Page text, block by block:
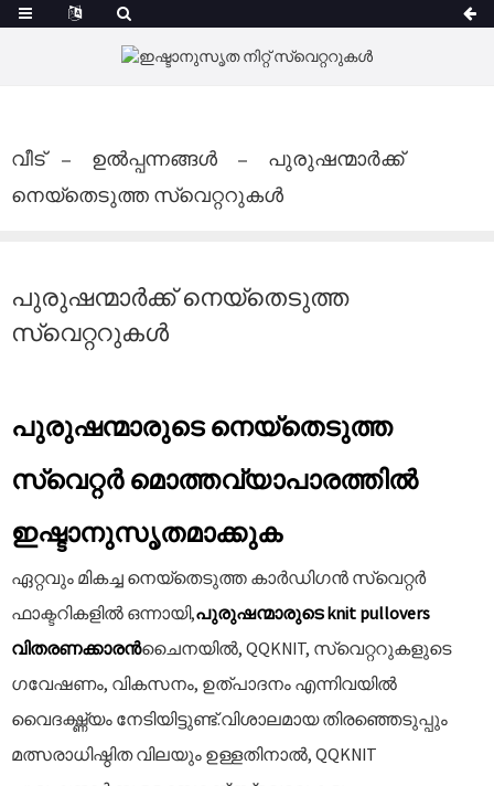
വീട് ഉൽപ്പന്നങ്ങൾ
പുരുഷന്മാർക്ക്
നെയ്തെടുത്ത സ്വെറ്ററുകൾ
പുരുഷന്മാർക്ക് നെയ്തെടുത്ത
സ്വെറ്ററുകൾ
പുരുഷന്മാരുടെ നെയ്തെടുത്ത
സ്വെറ്റർ മൊത്തവ്യാപാരത്തിൽ
ഇഷ്ടാനുസൃതമാക്കുക
ഏറ്റവും മികച്ച നെയ്തെടുത്ത കാർഡിഗൻ സ്വെറ്റർ
ഫാക്ടറികളിൽ ഒന്നായി,പുരുഷന്മാരുടെ knit pullovers
വിതരണക്കാരൻചൈനയിൽ, QQKNIT, സ്വെറ്ററുകളുടെ
ഗവേഷണം, വികസനം, ഉത്പാദനം എന്നിവയിൽ
വൈദഗ്ദ്ധ്യം നേടിയിട്ടുണ്ട്.വിശാലമായ തിരഞ്ഞെടുപ്പും
മത്സരാധിഷ്ഠിത വിലയും ഉള്ളതിനാൽ, QQKNIT